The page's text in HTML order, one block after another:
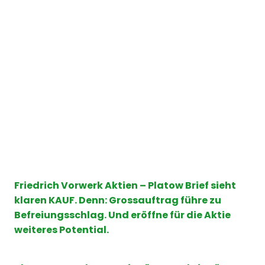
Friedrich Vorwerk Aktien – Platow Brief sieht
klaren KAUF. Denn: Grossauftrag führe zu
Befreiungsschlag. Und eröffne für die Aktie
weiteres Potential.